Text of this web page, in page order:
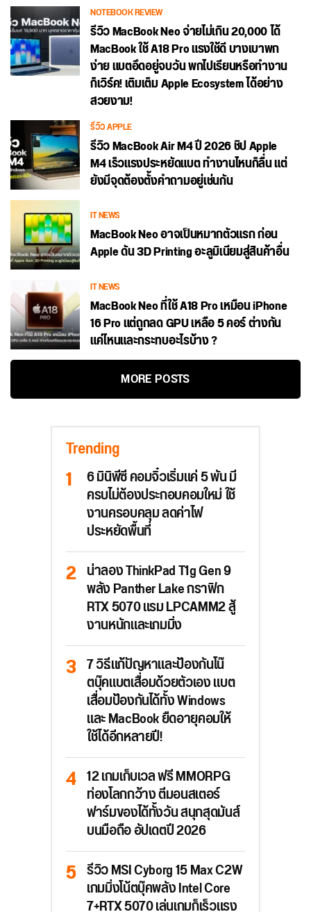
NOTEBOOK REVIEW
รีวิว MacBook Neo จ่ายไม่เกิน 20,000 ได้
MacBook ใช้ A18 Pro แรงใช้ดี บางเบาพก
ง่าย แบตอึดอยู่จบวัน พกไปเรียนหรือทำงาน
ก็เวิร์ค! เติมเต็ม Apple Ecosystem ได้อย่าง
สวยงาม!
รีวิว APPLE
รีวิว MacBook Air M4 ปี 2026 ชิป Apple
M4 เร็วแรงประหยัดแบต ทำงานไหนก็ลื่น แต่
ยังมีจุดต้องตั้งคำถามอยู่เช่นกัน
IT NEWS
MacBook Neo อาจเป็นหมากตัวแรก ก่อน
Apple ดัน 3D Printing อะลูมิเนียมสู่สินค้าอื่น
IT NEWS
MacBook Neo ที่ใช้ A18 Pro เหมือน iPhone
16 Pro แต่ถูกลด GPU เหลือ 5 คอร์ ต่างกัน
แค่ไหนและกระทบอะไรบ้าง ?
MORE POSTS
Trending
6 มินิพีซี คอมจิ๋วเริ่มแค่ 5 พัน มี
ครบไม่ต้องประกอบคอมใหม่ ใช้
งานครอบคลุม ลดค่าไฟ
ประหยัดพื้นที่
น่าลอง ThinkPad T1g Gen 9
พลัง Panther Lake กราฟิก
RTX 5070 แรม LPCAMM2 สู้
งานหนักและเกมมิ่ง
7 วิธีแก้ปัญหาและป้องกันโน๊
ตบุ๊คแบตเสื่อมด้วยตัวเอง แบต
เสื่อมป้องกันได้ทั้ง Windows
และ MacBook ยืดอายุคอมให้
ใช้ได้อีกหลายปี!
12 เกมเก็บเวล ฟรี MMORPG
ท่องโลกกว้าง ตีมอนสเตอร์
ฟาร์มของได้ทั้งวัน สนุกสุดมันส์
บนมือถือ อัปเดตปี 2026
รีวิว MSI Cyborg 15 Max C2W
เกมมิ่งโน้ตบุ๊คพลัง Intel Core